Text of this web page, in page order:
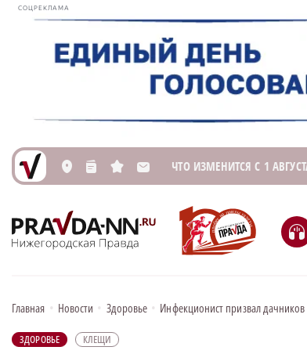
СОЦРЕКЛАМА
L n s M ЧТО ИЗМЕНИТСЯ С 1
H
Главная • Новости • Здоровье • Инфекционист призвал
ЗДОРОВЬЕ КЛЕЩИ